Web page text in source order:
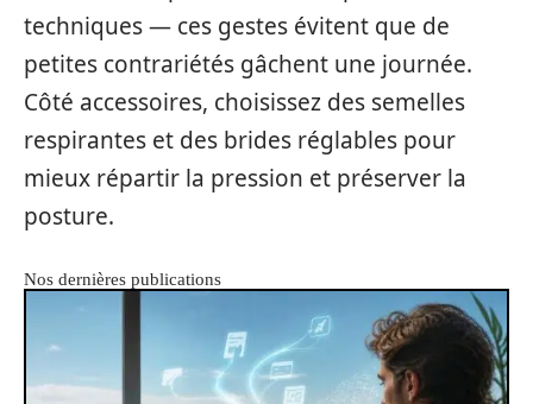
techniques — ces gestes évitent que de
petites contrariétés gâchent une journée.
Côté accessoires, choisissez des semelles
respirantes et des brides réglables pour
mieux répartir la pression et préserver la
posture.
Nos dernières publications